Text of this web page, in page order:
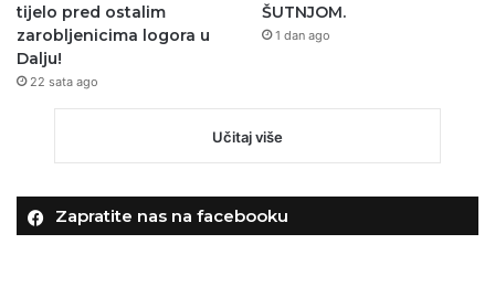
tijelo pred ostalim
zarobljenicima logora u
Dalju!
22 sata ago
ŠUTNJOM.
1 dan ago
Učitaj više
Zapratite nas na facebooku